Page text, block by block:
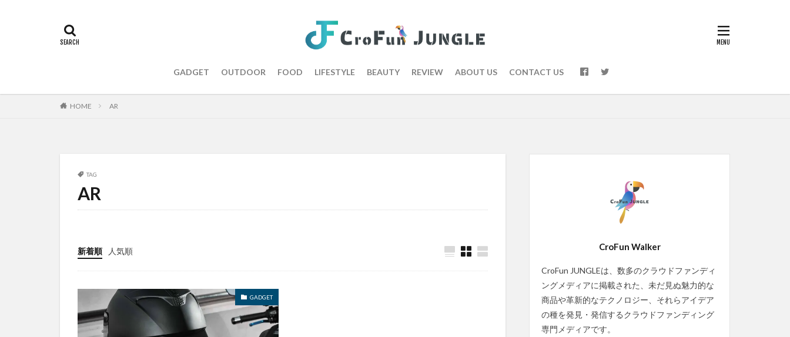
GADGET OUTDOOR FOOD LIFESTYLE BEAUTY REVIEW ABOUT US CONTACT US
HOME AR
TAG
AR
新着順 人気順
GADGET
CroFun Walker
CroFun JUNGLEは、数多のクラウドファンディ
ングメディアに掲載された、未だ見ぬ魅力的な
商品や革新的なテクノロジー、それらアイデア
の種を発見・発信するクラウドファンディング
専門メディアです。